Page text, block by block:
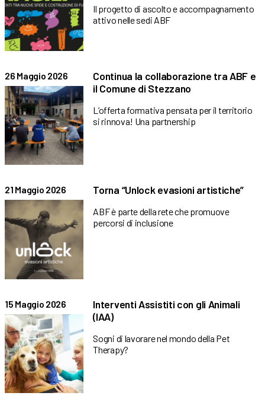
Il progetto di ascolto e accompagnamento
attivo nelle sedi ABF
26 Maggio 2026
Continua la collaborazione tra ABF e
il Comune di Stezzano
L’offerta formativa pensata per il territorio
si rinnova! Una partnership
21 Maggio 2026 Torna “Unlock evasioni artistiche”
ABF è parte della rete che promuove
percorsi di inclusione
15 Maggio 2026
Interventi Assistiti con gli Animali
(IAA)
Sogni di lavorare nel mondo della Pet
Therapy?